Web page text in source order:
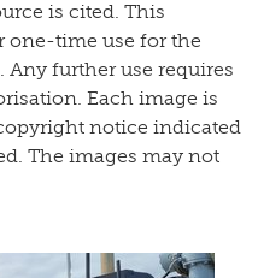
is cited. This
one-time use for the
Any further use requires
Each image is
notice indicated
The images may not